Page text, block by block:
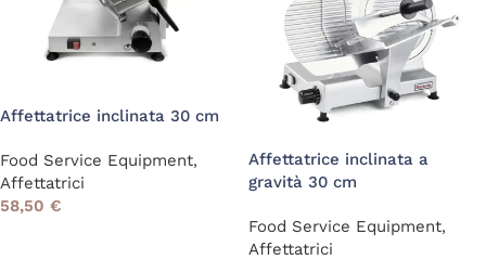
Affettatrice inclinata 30 cm
Food Service Equipment,
Affettatrici
58,50 €
Affettatrice inclinata a
gravità 30 cm
Food Service Equipment,
Affettatrici